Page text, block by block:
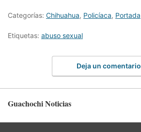
Categorías: Chihuahua, Policíaca, Portada
Etiquetas: abuso sexual
Deja un comentario
Guachochi Noticias